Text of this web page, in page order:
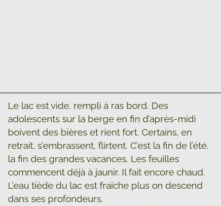
Le lac est vide, rempli à ras bord. Des
adolescents sur la berge en fin d’après-midi
boivent des bières et rient fort. Certains, en
retrait, s’embrassent, flirtent. C’est la fin de l’été,
la fin des grandes vacances. Les feuilles
commencent déjà à jaunir. Il fait encore chaud.
L’eau tiède du lac est fraîche plus on descend
dans ses profondeurs.